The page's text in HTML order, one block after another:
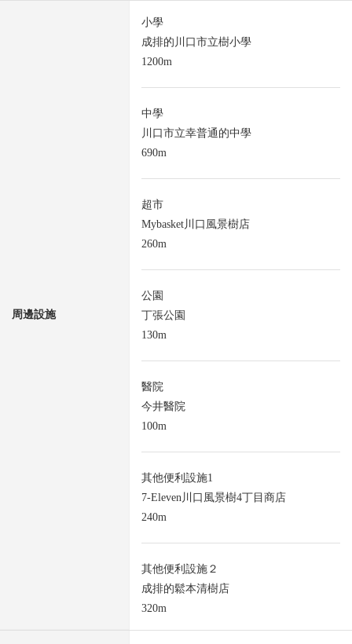
周邊設施
小學
成排的川口市立樹小學
1200m
中學
川口市立幸普通的中學
690m
超市
Mybasket川口風景樹店
260m
公園
丁張公園
130m
醫院
今井醫院
100m
其他便利設施1
7-Eleven川口風景樹4丁目商店
240m
其他便利設施２
成排的鬆本清樹店
320m